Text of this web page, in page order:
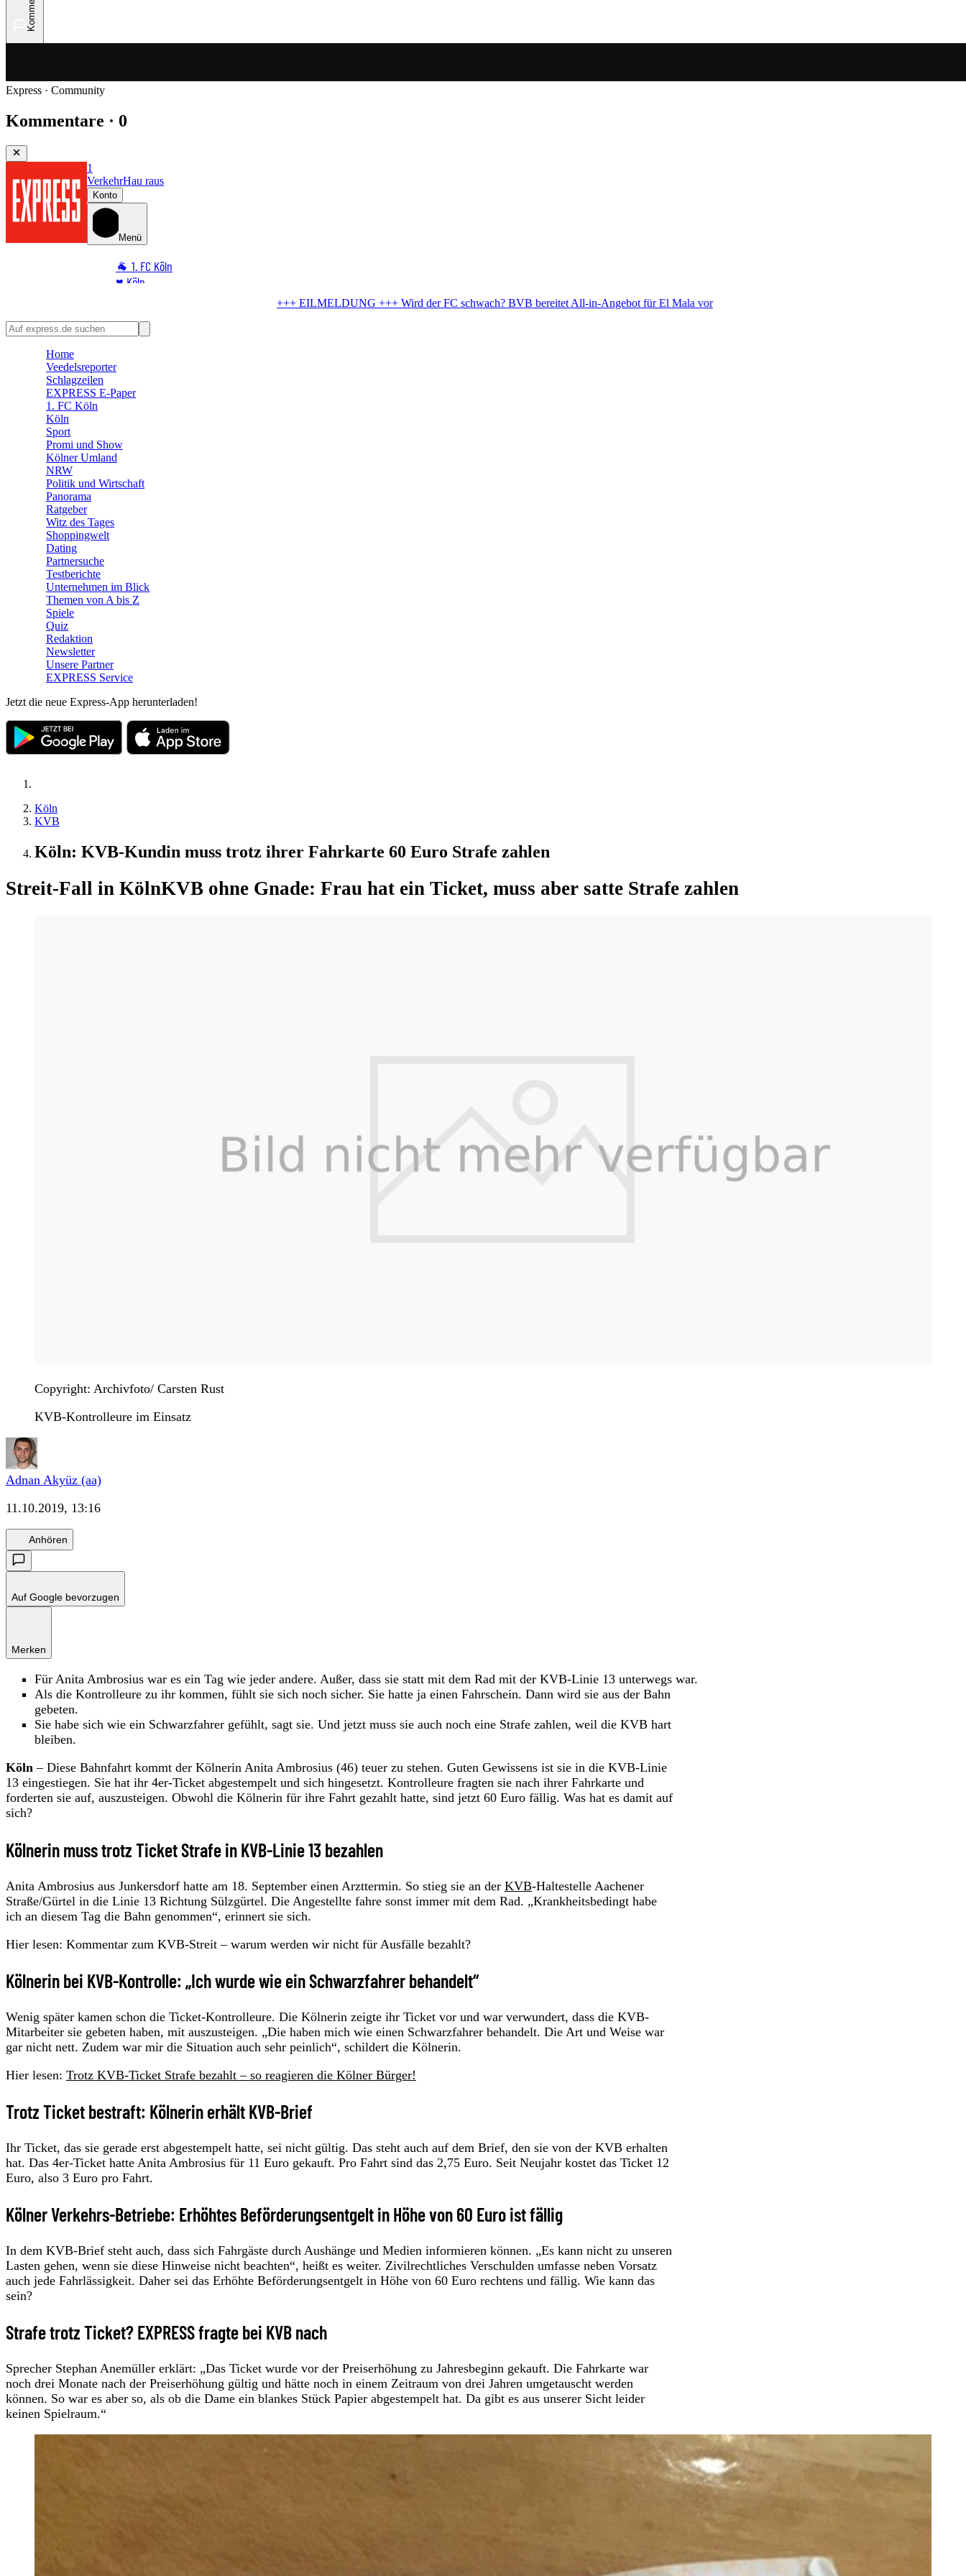
Express · Community
Kommentare · 0
1
VerkehrHau raus
Konto
Menü
🐐 1. FC Köln
♥️ Köln
🏆 Sport
🛒 Shoppingwelt
BVB bereitet All-in-Angebot für El Mala vor
Home
Veedelsreporter
Schlagzeilen
EXPRESS E-Paper
1. FC Köln
Köln
Sport
Promi und Show
Kölner Umland
NRW
Politik und Wirtschaft
Panorama
Ratgeber
Witz des Tages
Shoppingwelt
Dating
Partnersuche
Testberichte
Unternehmen im Blick
Themen von A bis Z
Spiele
Quiz
Redaktion
Newsletter
Unsere Partner
EXPRESS Service
Jetzt die neue Express-App herunterladen!
Köln
KVB
Köln: KVB-Kundin muss trotz ihrer Fahrkarte 60 Euro Strafe zahlen
Streit-Fall in KölnKVB ohne Gnade: Frau hat ein Ticket, muss aber satte Strafe zahlen
Copyright: Archivfoto/ Carsten Rust
KVB-Kontrolleure im Einsatz
Adnan Akyüz (aa)
11.10.2019, 13:16
Anhören
Auf Google bevorzugen
Merken
Für Anita Ambrosius war es ein Tag wie jeder andere. Außer, dass sie statt mit dem Rad mit der KVB-Linie 13 unterwegs war.
Als die Kontrolleure zu ihr kommen, fühlt sie sich noch sicher. Sie hatte ja einen Fahrschein. Dann wird sie aus der Bahn
gebeten.
Sie habe sich wie ein Schwarzfahrer gefühlt, sagt sie. Und jetzt muss sie auch noch eine Strafe zahlen, weil die KVB hart
bleiben.
Köln– Diese Bahnfahrt kommt der Kölnerin Anita Ambrosius (46) teuer zu stehen. Guten Gewissens ist sie in die KVB-Linie
13 eingestiegen. Sie hat ihr 4er-Ticket abgestempelt und sich hingesetzt. Kontrolleure fragten sie nach ihrer Fahrkarte und
forderten sie auf, auszusteigen. Obwohl die Kölnerin für ihre Fahrt gezahlt hatte, sind jetzt 60 Euro fällig. Was hat es damit auf
sich?
Kölnerin muss trotz Ticket Strafe in KVB-Linie 13 bezahlen
Anita Ambrosius aus Junkersdorf hatte am 18. September einen Arzttermin. So stieg sie an der KVB-Haltestelle Aachener
Straße/Gürtel in die Linie 13 Richtung Sülzgürtel. Die Angestellte fahre sonst immer mit dem Rad. „Krankheitsbedingt habe
ich an diesem Tag die Bahn genommen“, erinnert sie sich.
Hier lesen: Kommentar zum KVB-Streit – warum werden wir nicht für Ausfälle bezahlt?
Kölnerin bei KVB-Kontrolle: „Ich wurde wie ein Schwarzfahrer behandelt“
Wenig später kamen schon die Ticket-Kontrolleure. Die Kölnerin zeigte ihr Ticket vor und war verwundert, dass die KVB-
Mitarbeiter sie gebeten haben, mit auszusteigen. „Die haben mich wie einen Schwarzfahrer behandelt. Die Art und Weise war
gar nicht nett. Zudem war mir die Situation auch sehr peinlich“, schildert die Kölnerin.
Hier lesen: Trotz KVB-Ticket Strafe bezahlt – so reagieren die Kölner Bürger!
Trotz Ticket bestraft: Kölnerin erhält KVB-Brief
Ihr Ticket, das sie gerade erst abgestempelt hatte, sei nicht gültig. Das steht auch auf dem Brief, den sie von der KVB erhalten
hat. Das 4er-Ticket hatte Anita Ambrosius für 11 Euro gekauft. Pro Fahrt sind das 2,75 Euro. Seit Neujahr kostet das Ticket 12
Euro, also 3 Euro pro Fahrt.
Kölner Verkehrs-Betriebe: Erhöhtes Beförderungsentgelt in Höhe von 60 Euro ist fällig
In dem KVB-Brief steht auch, dass sich Fahrgäste durch Aushänge und Medien informieren können. „Es kann nicht zu unseren
Lasten gehen, wenn sie diese Hinweise nicht beachten“, heißt es weiter. Zivilrechtliches Verschulden umfasse neben Vorsatz
auch jede Fahrlässigkeit. Daher sei das Erhöhte Beförderungsentgelt in Höhe von 60 Euro rechtens und fällig. Wie kann das
sein?
Strafe trotz Ticket? EXPRESS fragte bei KVB nach
Sprecher Stephan Anemüller erklärt: „Das Ticket wurde vor der Preiserhöhung zu Jahresbeginn gekauft. Die Fahrkarte war
noch drei Monate nach der Preiserhöhung gültig und hätte noch in einem Zeitraum von drei Jahren umgetauscht werden
können. So war es aber so, als ob die Dame ein blankes Stück Papier abgestempelt hat. Da gibt es aus unserer Sicht leider
keinen Spielraum.“